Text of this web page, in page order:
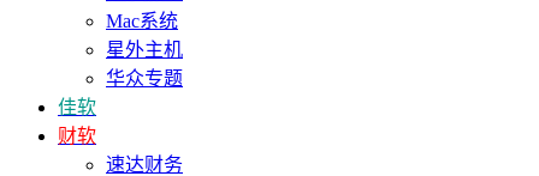
Mac系统
星外主机
华众专题
佳软
财软
速达财务